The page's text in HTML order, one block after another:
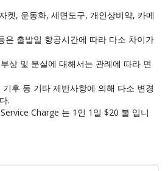
켓, 운동화, 세면도구, 개인상비약, 카메
은 출발일 항공시간에 따라 다소 차이가
상 및 분실에 대해서는 관례에 따라 면
후 등 기타 제반사항에 의해 다소 변경
.
Charge 는 1인 1일 $20 불 입니